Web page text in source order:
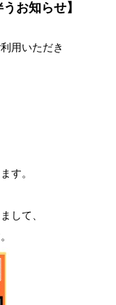
お知らせ】
用いただき
す。
して、